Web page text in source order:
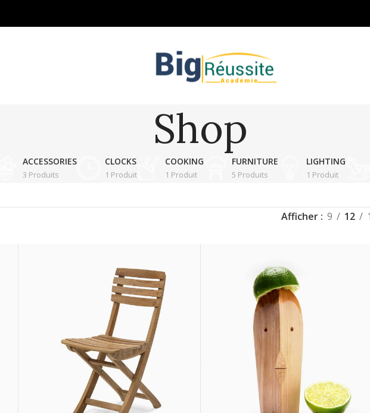
Shop
ACCESSORIES
3 Produits
CLOCKS
1 Produit
COOKING
1 Produit
FURNITURE
5 Produits
LIGHTING
1 Produit
Afficher 9 12